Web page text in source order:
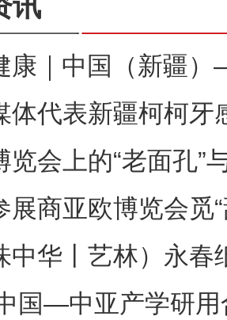
康｜中国（新疆
体代表新疆柯柯牙
览会上的“老面孔”
展商亚欧博览会觅
中华丨艺林）永
国—中亚产学研用